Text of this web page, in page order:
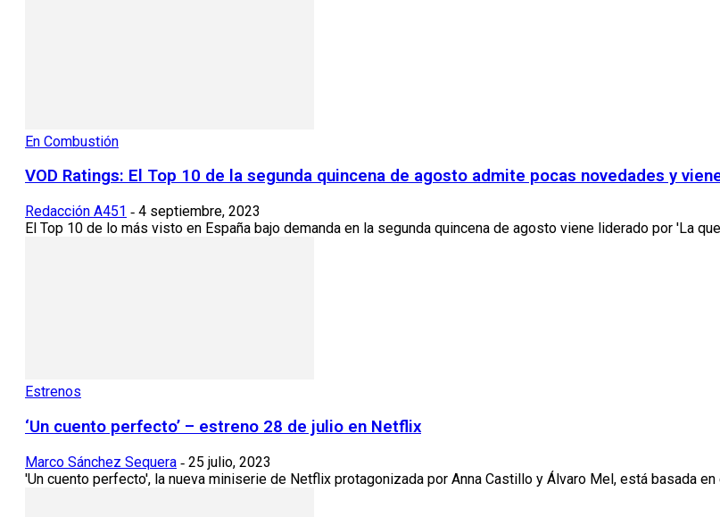
En Combustión
VOD Ratings: El Top 10 de la segunda quincena de agosto admite pocas novedades y
Redacción A451 - 4 septiembre, 2023
El Top 10 de lo más visto en España bajo demanda en la segunda quincena de agosto viene liderado por 'La
Estrenos
‘Un cuento perfecto’ – estreno 28 de julio en Netflix
Marco Sánchez Sequera - 25 julio, 2023
'Un cuento perfecto', la nueva miniserie de Netflix protagonizada por Anna Castillo y Álvaro Mel, está basada